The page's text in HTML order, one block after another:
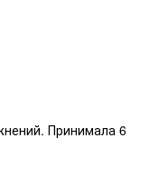
Принимала 6